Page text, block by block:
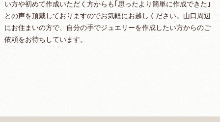
い方や初めて作成いただく方からも｢思ったより簡単に作成できた｣
との声を頂戴しておりますのでお気軽にお越しください。山口周辺
にお住まいの方で、自分の手でジュエリーを作成したい方からのご
依頼をお待ちしています。